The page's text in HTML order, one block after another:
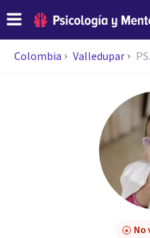
Colombia Valledupar
No